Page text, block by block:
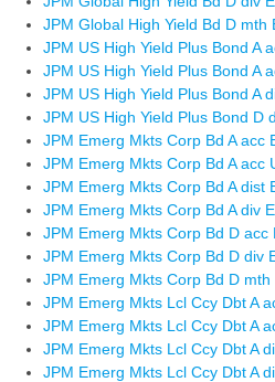
JPM Global High Yield Bd D
JPM US High Yield Plus Bond A
JPM US High Yield Plus Bond A
JPM US High Yield Plus Bond A
JPM US High Yield Plus Bond D
JPM Emerg Mkts Corp Bd A acc
JPM Emerg Mkts Corp Bd A acc
JPM Emerg Mkts Corp Bd A dist
JPM Emerg Mkts Corp Bd A div
JPM Emerg Mkts Corp Bd D
JPM Emerg Mkts Corp Bd D div
JPM Emerg Mkts Corp Bd D
JPM Emerg Mkts Lcl Ccy Dbt A
JPM Emerg Mkts Lcl Ccy Dbt A
JPM Emerg Mkts Lcl Ccy Dbt A
JPM Emerg Mkts Lcl Ccy Dbt A